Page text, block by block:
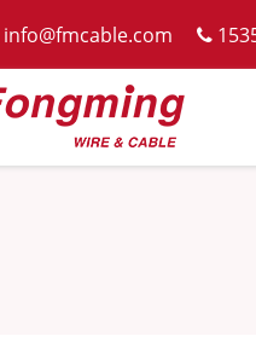
info@fmcable.com 